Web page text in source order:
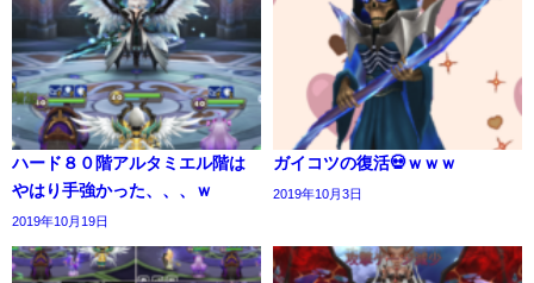
ハード８０階アルタミエル階は
やはり手強かった、、、ｗ
2019年10月19日
ガイコツの復活💀ｗｗｗ
2019年10月3日